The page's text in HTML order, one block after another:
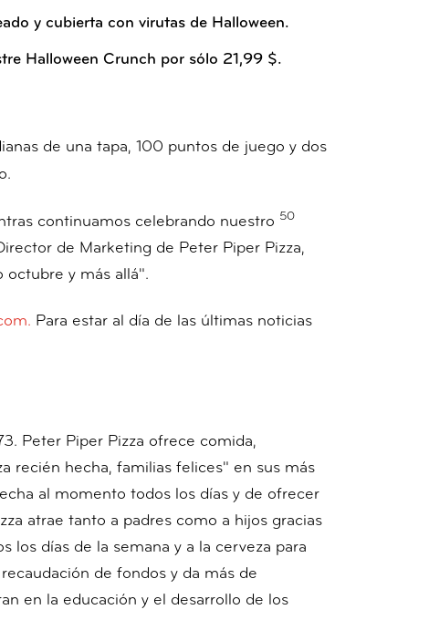
y cubierta con virutas de Halloween.
Halloween Crunch por sólo 21,99 $.
de una tapa, 100 puntos de juego y dos
continuamos celebrando nuestro 50
de Marketing de Peter Piper Pizza,
octubre y más allá".
Para estar al día de las últimas noticias
Peter Piper Pizza ofrece comida,
recién hecha, familias felices" en sus más
al momento todos los días y de ofrecer
atrae tanto a padres como a hijos gracias
los días de la semana y a la cerveza para
de fondos y da más de
en la educación y el desarrollo de los